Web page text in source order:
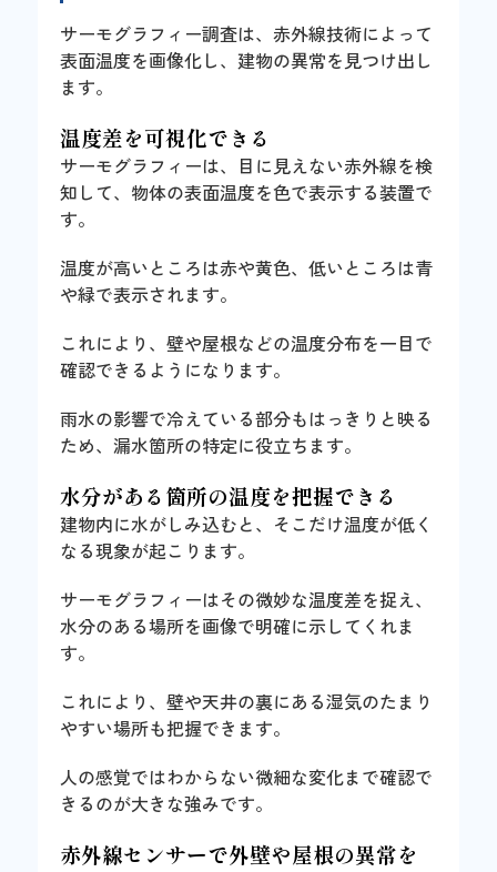
サーモグラフィー調査は、赤外線技術によって
表面温度を画像化し、建物の異常を見つけ出し
ます。
温度差を可視化できる
サーモグラフィーは、目に見えない赤外線を検
知して、物体の表面温度を色で表示する装置で
す。
温度が高いところは赤や黄色、低いところは青
や緑で表示されます。
これにより、壁や屋根などの温度分布を一目で
確認できるようになります。
雨水の影響で冷えている部分もはっきりと映る
ため、漏水箇所の特定に役立ちます。
水分がある箇所の温度を把握できる
建物内に水がしみ込むと、そこだけ温度が低く
なる現象が起こります。
サーモグラフィーはその微妙な温度差を捉え、
水分のある場所を画像で明確に示してくれま
す。
これにより、壁や天井の裏にある湿気のたまり
やすい場所も把握できます。
人の感覚ではわからない微細な変化まで確認で
きるのが大きな強みです。
赤外線センサーで外壁や屋根の異常を